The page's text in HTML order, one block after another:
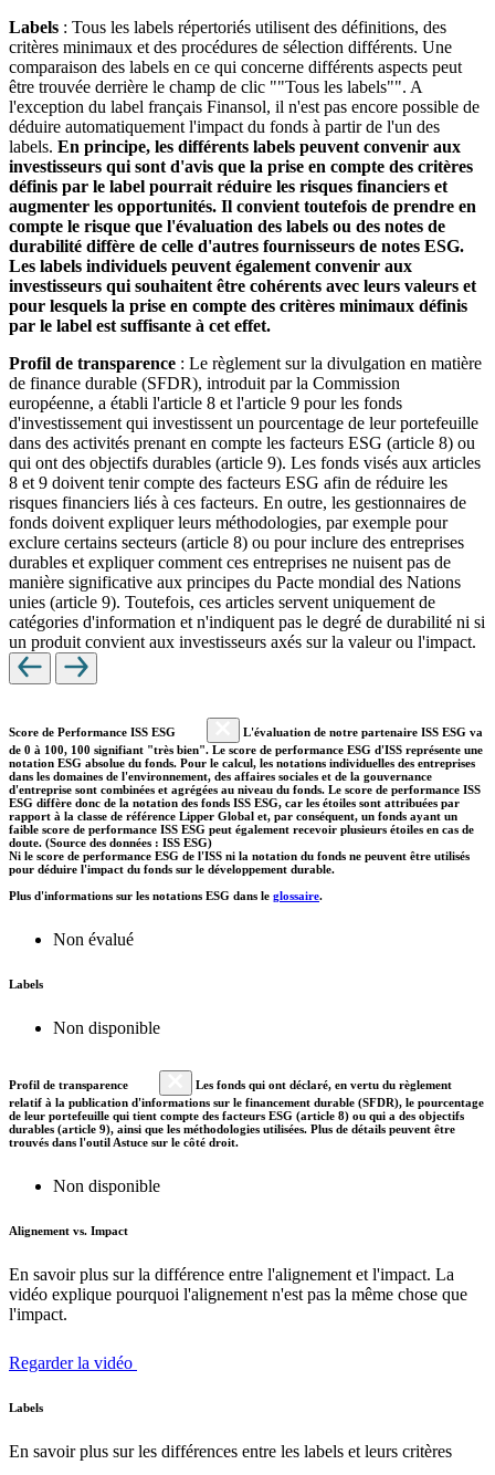
Labels : Tous les labels répertoriés utilisent des définitions, des
critères minimaux et des procédures de sélection différents. Une
comparaison des labels en ce qui concerne différents aspects peut
être trouvée derrière le champ de clic ""Tous les labels"". A
l'exception du label français Finansol, il n'est pas encore possible de
déduire automatiquement l'impact du fonds à partir de l'un des
labels. En principe, les différents labels peuvent convenir aux
investisseurs qui sont d'avis que la prise en compte des critères
définis par le label pourrait réduire les risques financiers et
augmenter les opportunités. Il convient toutefois de prendre en
compte le risque que l'évaluation des labels ou des notes de
durabilité diffère de celle d'autres fournisseurs de notes ESG.
Les labels individuels peuvent également convenir aux
investisseurs qui souhaitent être cohérents avec leurs valeurs et
pour lesquels la prise en compte des critères minimaux définis
par le label est suffisante à cet effet.
Profil de transparence : Le règlement sur la divulgation en matière
de finance durable (SFDR), introduit par la Commission
européenne, a établi l'article 8 et l'article 9 pour les fonds
d'investissement qui investissent un pourcentage de leur portefeuille
dans des activités prenant en compte les facteurs ESG (article 8) ou
qui ont des objectifs durables (article 9). Les fonds visés aux articles
8 et 9 doivent tenir compte des facteurs ESG afin de réduire les
risques financiers liés à ces facteurs. En outre, les gestionnaires de
fonds doivent expliquer leurs méthodologies, par exemple pour
exclure certains secteurs (article 8) ou pour inclure des entreprises
durables et expliquer comment ces entreprises ne nuisent pas de
manière significative aux principes du Pacte mondial des Nations
unies (article 9). Toutefois, ces articles servent uniquement de
catégories d'information et n'indiquent pas le degré de durabilité ni si
un produit convient aux investisseurs axés sur la valeur ou l'impact.
Score de Performance ISS ESG
L'évaluation de notre partenaire ISS ESG va
de 0 à 100, 100 signifiant "très bien". Le score de performance ESG d'ISS représente une
notation ESG absolue du fonds. Pour le calcul, les notations individuelles des entreprises
dans les domaines de l'environnement, des affaires sociales et de la gouvernance
d'entreprise sont combinées et agrégées au niveau du fonds. Le score de performance ISS
ESG diffère donc de la notation des fonds ISS ESG, car les étoiles sont attribuées par
rapport à la classe de référence Lipper Global et, par conséquent, un fonds ayant un
faible score de performance ISS ESG peut également recevoir plusieurs étoiles en cas de
doute. (Source des données : ISS ESG)
Ni le score de performance ESG de l'ISS ni la notation du fonds ne peuvent être utilisés
pour déduire l'impact du fonds sur le développement durable.
Plus d'informations sur les notations ESG dans le glossaire.
Non évalué
Labels
Non disponible
Profil de transparence
Les fonds qui ont déclaré, en vertu du règlement
relatif à la publication d'informations sur le financement durable (SFDR), le pourcentage
de leur portefeuille qui tient compte des facteurs ESG (article 8) ou qui a des objectifs
durables (article 9), ainsi que les méthodologies utilisées. Plus de détails peuvent être
trouvés dans l'outil Astuce sur le côté droit.
Non disponible
Alignement vs. Impact
En savoir plus sur la différence entre l'alignement et l'impact. La
vidéo explique pourquoi l'alignement n'est pas la même chose que
l'impact.
Regarder la vidéo
Labels
En savoir plus sur les différences entre les labels et leurs critères